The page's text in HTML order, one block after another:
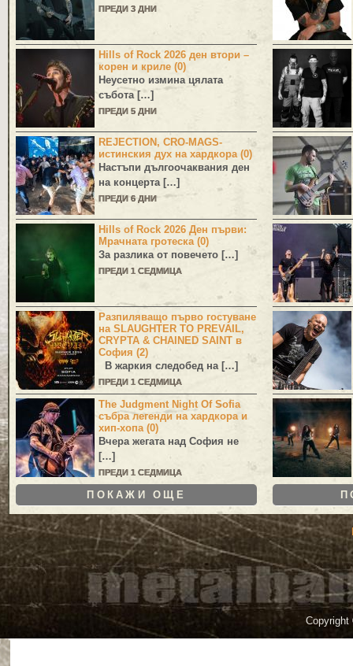
ПРЕДИ 3 ДНИ
Hills of Rock 2026 ден втори –
корен и криле (0)
Неусетно измина цялата
събота […]
ПРЕДИ 5 ДНИ
REJECTION, CRO-MAGS-
истинския дух на хардкора (0)
Настъпи дългоочаквания ден
на концерта […]
ПРЕДИ 6 ДНИ
Hills of Rock 2026 Ден първи:
Мрачната гротеска (0)
За разлика от повечето […]
ПРЕДИ 1 СЕДМИЦА
Разпиляващо първо гостуване
на SLAUGHTER TO PREVAIL,
CRYPTA & CHAINED SAINT в
София (2)
В жаркия следобед на […]
ПРЕДИ 1 СЕДМИЦА
The Judgment Night Of Sofia
събра легенди на хардкора и
хип-хопа (0)
Вчера жегата над София не
[…]
ПРЕДИ 1 СЕДМИЦА
ПОКАЖИ ОЩЕ